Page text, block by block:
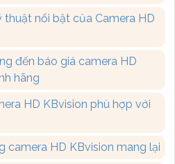
thuật nổi bật của Camera HD
đến báo giá camera HD
hãng
HD KBvision phù hợp với
camera HD KBvision mang lại